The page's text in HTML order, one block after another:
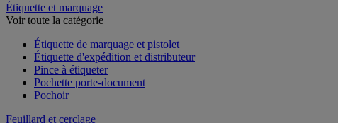
Étiquette et marquage
Voir toute la catégorie
Étiquette de marquage et pistolet
Étiquette d'expédition et distributeur
Pince à étiqueter
Pochette porte-document
Pochoir
Feuillard et cerclage